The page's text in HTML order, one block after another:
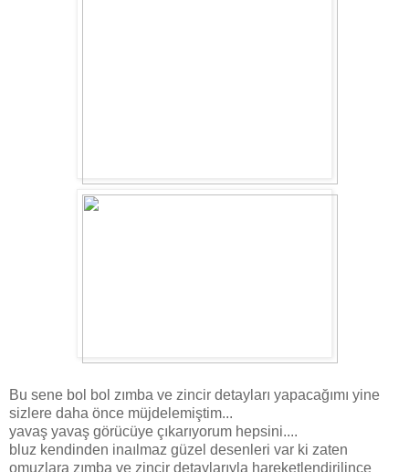
Bu sene bol bol zımba ve zincir detayları yapacağımı yine
sizlere daha önce müjdelemiştim...
yavaş yavaş görücüye çıkarıyorum hepsini....
bluz kendinden inaılmaz güzel desenleri var ki zaten
omuzlara zımba ve zincir detaylarıyla hareketlendirilince